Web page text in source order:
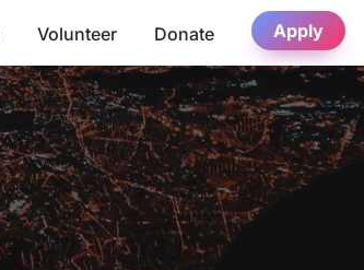
Volunteer Donate Apply